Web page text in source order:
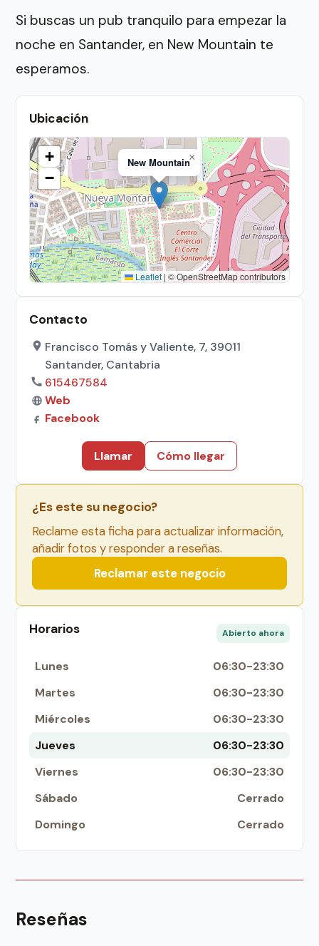
Si buscas un pub tranquilo para empezar la
noche en Santander, en New Mountain te
esperamos.
Ubicación
New Mountain×
+
−
Leaflet |© OpenStreetMap contributors
Contacto
Francisco Tomás y Valiente, 7, 39011
Santander, Cantabria
615467584
Web
Facebook
Llamar Cómo llegar
¿Es este su negocio?
Reclame esta ficha para actualizar información,
añadir fotos y responder a reseñas.
Reclamar este negocio
Horarios Abierto ahora
Lunes
06:30-23:30
Martes
06:30-23:30
Miércoles
06:30-23:30
Jueves
06:30-23:30
Viernes
06:30-23:30
Sábado
Cerrado
Domingo
Cerrado
Reseñas